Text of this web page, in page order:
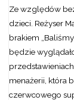
Ze względów
dzieci. Reżyser
brakiem
będzie
menażerii, która
czerwcowego